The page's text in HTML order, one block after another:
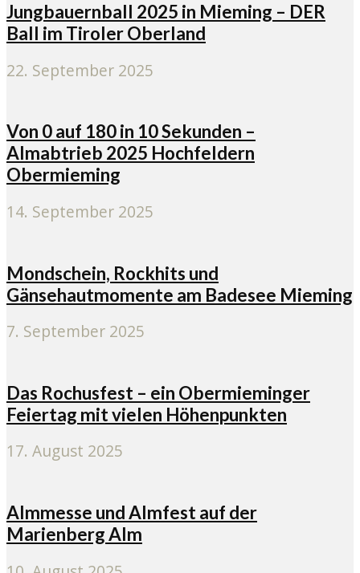
Jungbauernball 2025 in Mieming – DER
Ball im Tiroler Oberland
22. September 2025
Von 0 auf 180 in 10 Sekunden –
Almabtrieb 2025 Hochfeldern
Obermieming
14. September 2025
Mondschein, Rockhits und
Gänsehautmomente am Badesee Mieming
7. September 2025
Das Rochusfest – ein Obermieminger
Feiertag mit vielen Höhenpunkten
17. August 2025
Almmesse und Almfest auf der
Marienberg Alm